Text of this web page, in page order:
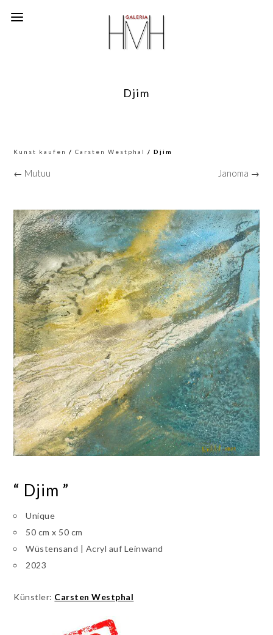
Djim
Kunst kaufen /Carsten Westphal / Djim
← Mutuu Janoma →
“ Djim ”
Unique
50 cm x 50 cm
Wüstensand | Acryl auf Leinwand
2023
Künstler: Carsten Westphal